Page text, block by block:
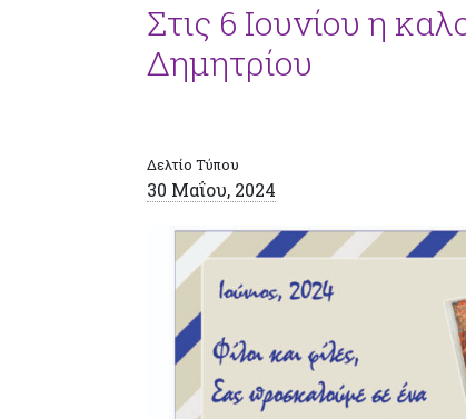
Στις 6 Ιουνίου η
Δημητρίου
Δελτίο Τύπου
30 Μαΐου, 2024